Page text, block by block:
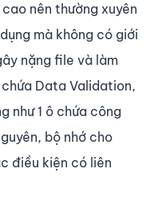
nên thường xuyên
mà không có giới
nặng file và làm
Data Validation,
như 1 ô chứa công
bộ nhớ cho
điều kiện có liên